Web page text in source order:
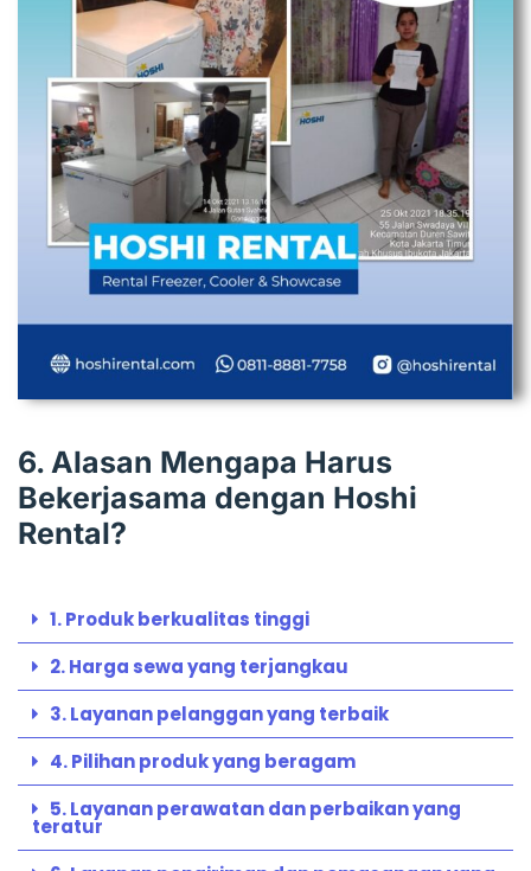
6. Alasan Mengapa Harus
Bekerjasama dengan Hoshi
Rental?
1. Produk berkualitas tinggi
2. Harga sewa yang terjangkau
3. Layanan pelanggan yang terbaik
4. Pilihan produk yang beragam
5. Layanan perawatan dan perbaikan yang
teratur